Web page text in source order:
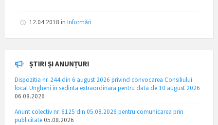
12.04.2018 in Informări
ȘTIRI ȘI ANUNȚURI
Dispozitia nr. 244 din 6 august 2026 privind convocarea Consiliului
local Ungheni in sedinta extraordinara pentru data de 10 august 2026
06.08.2026
Anunt colectiv nr. 6125 din 05.08.2026 pentru comunicarea prin
publicitate 05.08.2026